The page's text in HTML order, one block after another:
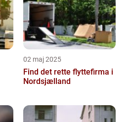
02 maj 2025
Find det rette flyttefirma i
Nordsjælland